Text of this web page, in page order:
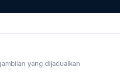
yang dijadualkan